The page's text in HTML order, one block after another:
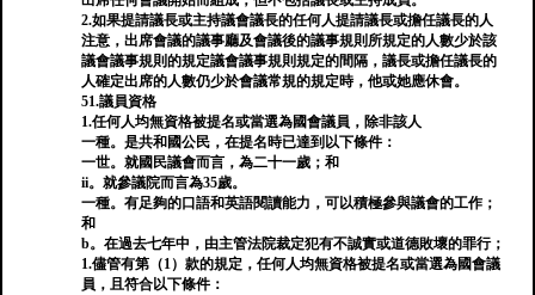
2.如果提請議長或主持議會議長的任何人提請議長或擔任議長的人
注意，出席會議的議事廳及會議後的議事規則所規定的人數少於該
議會議事規則的規定議會議事規則規定的間隔，議長或擔任議長的
人確定出席的人數仍少於會議常規的規定時，他或她應休會。
51.議員資格
1.任何人均無資格被提名或當選為國會議員，除非該人
一種。是共和國公民，在提名時已達到以下條件：
一世。就國民議會而言，為二十一歲；和
ii。就參議院而言為35歲。
一種。有足夠的口語和英語閱讀能力，可以積極參與議會的工作；
和
b。在過去七年中，由主管法院裁定犯有不誠實或道德敗壞的罪行；
1.儘管有第（1）款的規定，任何人均無資格被提名或當選為國會議
員，且符合以下條件：